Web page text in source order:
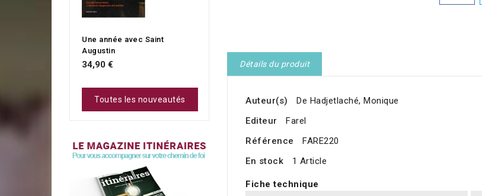
Détails du produit
Auteur(s)
De Hadjetlaché, Monique
Editeur
Farel
Référence
FARE220
En stock
1 Article
Fiche technique
Une année avec Saint
Augustin
34,90 €
Toutes les nouveautés